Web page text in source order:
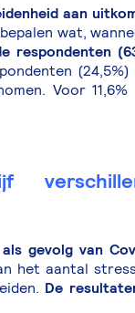
aan
wat,
respondenten
(24,5%)
Voor 11,6%
gevolg van
het aantal
De